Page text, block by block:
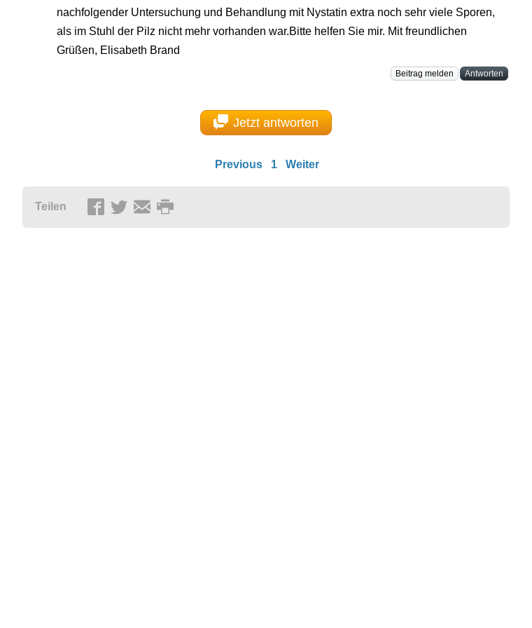
nachfolgender Untersuchung und Behandlung mit Nystatin extra noch sehr viele Sporen,
als im Stuhl der Pilz nicht mehr vorhanden war.Bitte helfen Sie mir. Mit freundlichen
Grüßen, Elisabeth Brand
Beitrag melden Antworten
Jetzt antworten
Previous 1 Weiter
Teilen